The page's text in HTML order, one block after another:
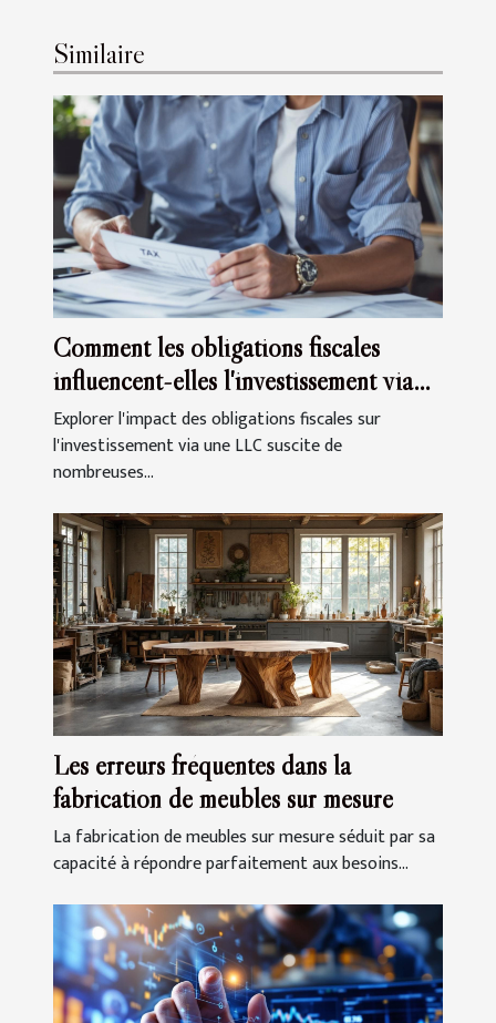
Similaire
Comment les obligations fiscales
influencent-elles l'investissement via
une LLC ?
Explorer l'impact des obligations fiscales sur
l'investissement via une LLC suscite de
nombreuses...
Les erreurs fréquentes dans la
fabrication de meubles sur mesure
La fabrication de meubles sur mesure séduit par sa
capacité à répondre parfaitement aux besoins...